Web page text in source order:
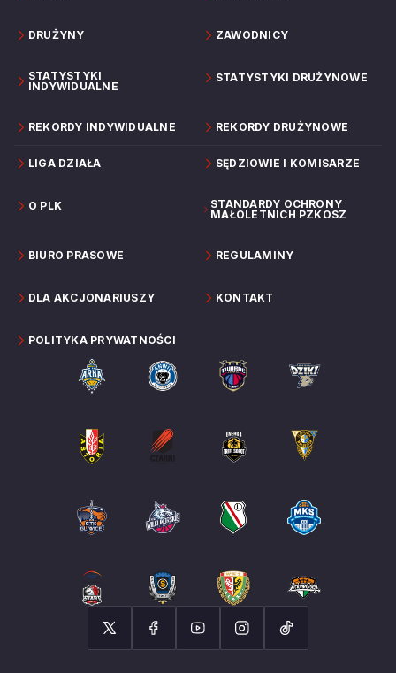
DRUŻYNY ZAWODNICY
STATYSTYKI
INDYWIDUALNE
STATYSTYKI DRUŻYNOWE
REKORDY INDYWIDUALNE REKORDY DRUŻYNOWE
LIGA DZIAŁA SĘDZIOWIE I KOMISARZE
O PLK
STANDARDY OCHRONY
MAŁOLETNICH PZKOSZ
BIURO PRASOWE REGULAMINY
DLA AKCJONARIUSZY KONTAKT
POLITYKA PRYWATNOŚCI